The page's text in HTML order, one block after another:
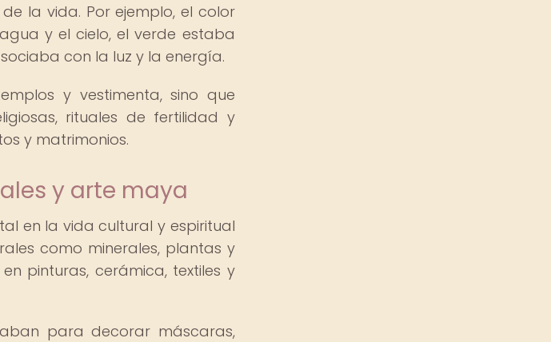
la vida. Por ejemplo, el color
y el cielo, el verde estaba
con la luz y la energía.
y vestimenta, sino que
rituales de fertilidad y
y matrimonios.
y arte maya
en la vida cultural y espiritual
como minerales, plantas y
pinturas, cerámica, textiles y
para decorar máscaras,